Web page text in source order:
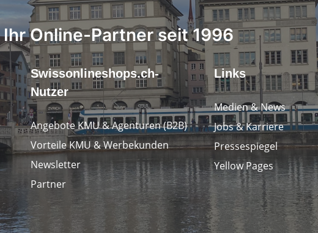
Ihr Online-Partner seit 1996
Swissonlineshops.ch-
Nutzer
Angebote KMU & Agenturen (B2B)
Vorteile KMU & Werbekunden
Newsletter
Partner
Links
Medien & News
Jobs & Karriere
Pressespiegel
Yellow Pages